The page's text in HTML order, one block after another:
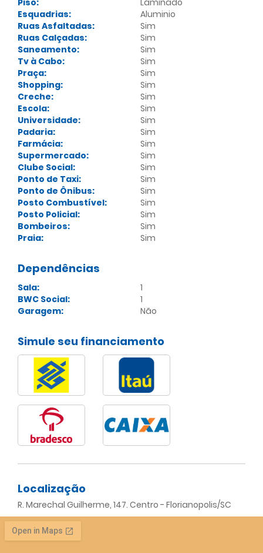
Esquadrias:
Aluminio
Ruas Asfaltadas:
Sim
Ruas Calçadas:
Sim
Saneamento:
Sim
Tv à Cabo:
Sim
Praça:
Sim
Shopping:
Sim
Creche:
Sim
Escola:
Sim
Universidade:
Sim
Padaria:
Sim
Farmácia:
Sim
Supermercado:
Sim
Clube Social:
Sim
Ponto de Taxi:
Sim
Ponto de Ônibus:
Sim
Posto Combustível:
Sim
Posto Policial:
Sim
Bombeiros:
Sim
Praia:
Sim
Dependências
Sala:
1
BWC Social:
1
Garagem:
Não
Simule seu financiamento
Localização
R. Marechal Guilherme, 147. Centro - Florianopolis/SC